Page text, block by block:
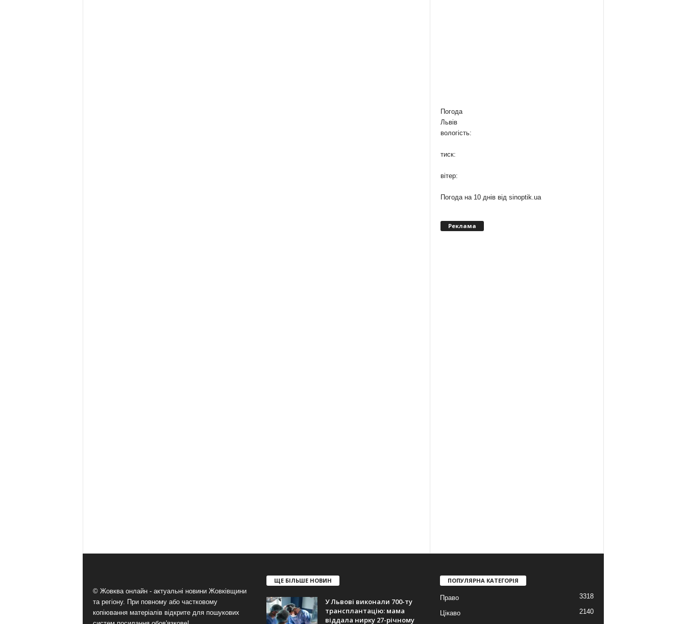
Погода
Львів
вологість:
тиск:
вітер:
Погода на 10 днів від sinoptik.ua
Реклама
© Жовква онлайн - актуальні новини Жовківщини
та регіону. При повному або частковому
копіювання матеріалів відкрите для пошукових
ЩЕ БІЛЬШЕ НОВИН
У Львові виконали 700-ту
трансплантацію: мама
віддала нирку 27-річному
ПОПУЛЯРНА КАТЕГОРІЯ
Право 3318
Цікаво
2140